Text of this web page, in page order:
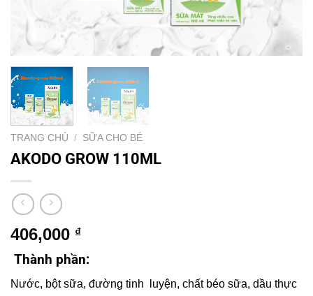
TRANG CHỦ / SỮA CHO BÉ
AKODO GROW 110ML
406,000 ₫
Thành phần:
Nước, bột sữa, đường tinh luyện, chất béo sữa, dầu thực